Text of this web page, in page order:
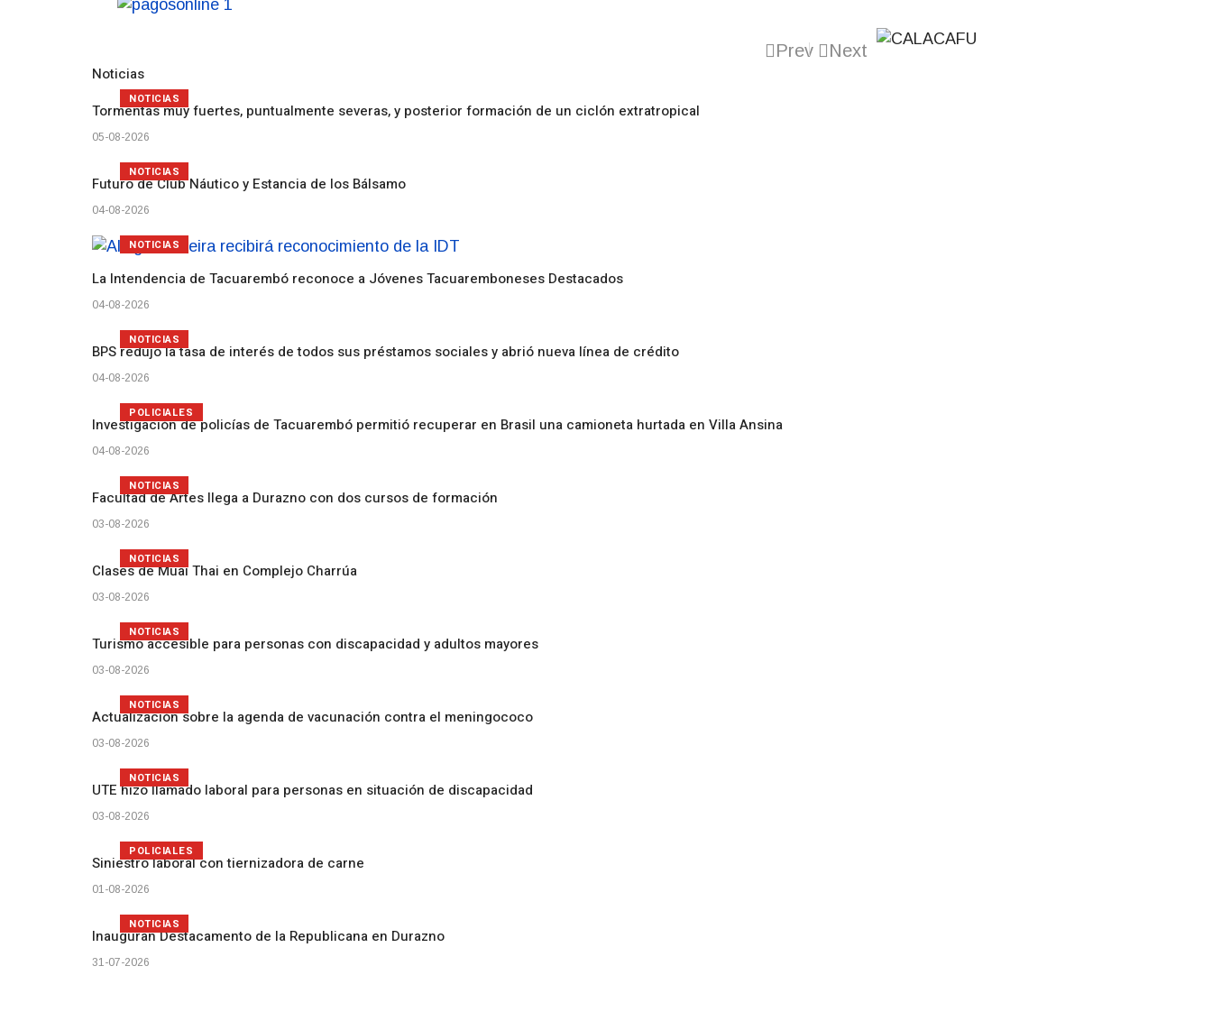
Noticias
Prev Next
Tormentas muy fuertes, puntualmente severas, y posterior formación de un ciclón extratropical
05-08-2026
NOTICIAS
Futuro de Club Náutico y Estancia de los Bálsamo
04-08-2026
NOTICIAS
La Intendencia de Tacuarembó reconoce a Jóvenes Tacuaremboneses Destacados
04-08-2026
NOTICIAS
BPS redujo la tasa de interés de todos sus préstamos sociales y abrió nueva línea de crédito
04-08-2026
NOTICIAS
Investigación de policías de Tacuarembó permitió recuperar en Brasil una camioneta hurtada en Villa Ansina
04-08-2026
POLICIALES
Facultad de Artes llega a Durazno con dos cursos de formación
03-08-2026
NOTICIAS
Clases de Muai Thai en Complejo Charrúa
03-08-2026
NOTICIAS
Turismo accesible para personas con discapacidad y adultos mayores
03-08-2026
NOTICIAS
Actualización sobre la agenda de vacunación contra el meningococo
03-08-2026
NOTICIAS
UTE hizo llamado laboral para personas en situación de discapacidad
03-08-2026
NOTICIAS
Siniestro laboral con tiernizadora de carne
01-08-2026
POLICIALES
Inauguran Destacamento de la Republicana en Durazno
31-07-2026
NOTICIAS